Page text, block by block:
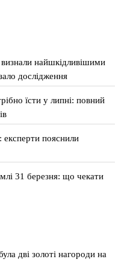
найшкідливішими
дослідження
їсти у липні: повний
експерти пояснили
31 березня: що чекати
дві золоті нагороди на